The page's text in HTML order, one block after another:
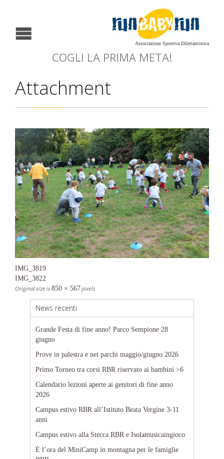
Associazione Sportiva Dilettantistica
COGLI LA PRIMA META!
Attachment
IMG_3819
IMG_3822
Original size is850 × 567pixels
News recenti
Grande Festa di fine anno! Parco Sempione 28
giugno
Prove in palestra e nei parchi maggio/giugno 2026
Primo Torneo tra corsi RBR riservato ai bambini >6
Calendario lezioni aperte ai genitori di fine anno
2026
Campus estivo RBR all’Istituto Beata Vergine 3-11
anni
Campus estivo alla Stecca RBR e Isolamusicaingioco
È l’ora del MiniCamp in montagna per le famiglie